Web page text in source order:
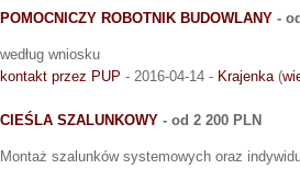
POMOCNICZY ROBOTNIK BUDOWLANY -
według wniosku
kontakt przez PUP - 2016-04-14 - Krajenka(
CIEŚLA SZALUNKOWY - od 2 200 PLN
Montaż szalunków systemowych oraz